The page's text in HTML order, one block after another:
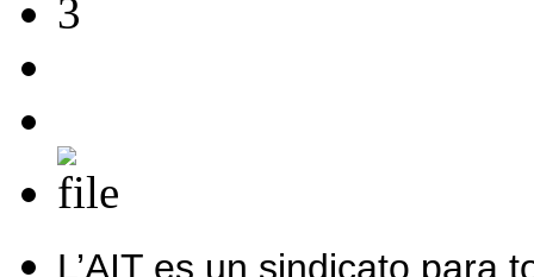
L’AIT es un sindicato para